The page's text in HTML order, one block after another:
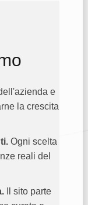
e
la crescita
Ogni scelta
reali del
Il sito parte